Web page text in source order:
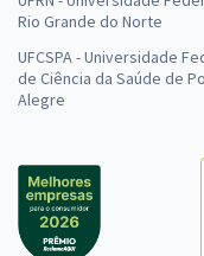
Rio Grande do Norte
UFCSPA - Universidade
de Ciência da Saúde de
Alegre